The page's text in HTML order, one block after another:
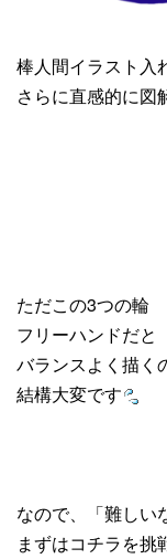
棒人間イラスト入
さらに直感的に図
ただこの3つの輪
フリーハンドだと
バランスよく描く
結構大変です
なので、「難しい
まずはコチラを挑